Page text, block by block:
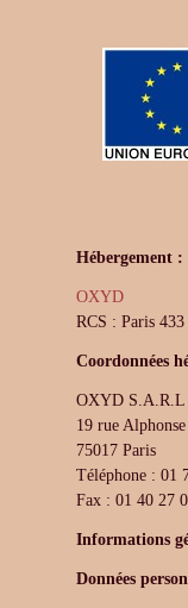
Hébergement :
OXYD
RCS : Paris
Coordonnées
OXYD S.A.R.L
19 rue
75017 Paris
Téléphone : 01
Fax : 01 40 27
Informations
Données